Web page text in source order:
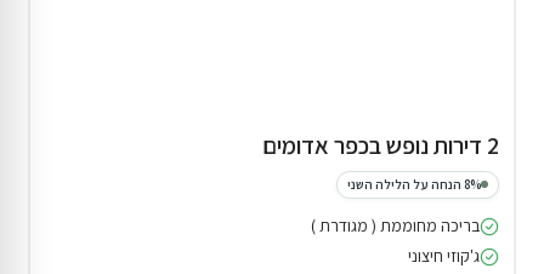
2 דירות נופש בכפר אדומים
8% הנחה על הלילה השני
בריכה מחוממת ( מגודרת )
ג'קוזי חיצוני